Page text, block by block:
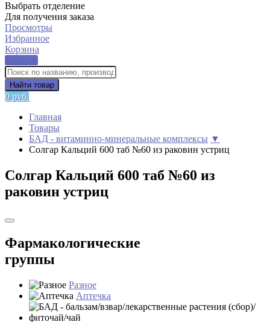
Выбрать отделение
Для получения заказа
Просмотры
Избранное
Корзина
Найти товар
0 руб.
Главная
Товары
БАД - витаминно-минеральные комплексы ▼
Солгар Кальций 600 таб №60 из раковин устриц
Солгар Кальций 600 таб №60 из
раковин устриц
Фармакологические
группы
Разное
Аптечка